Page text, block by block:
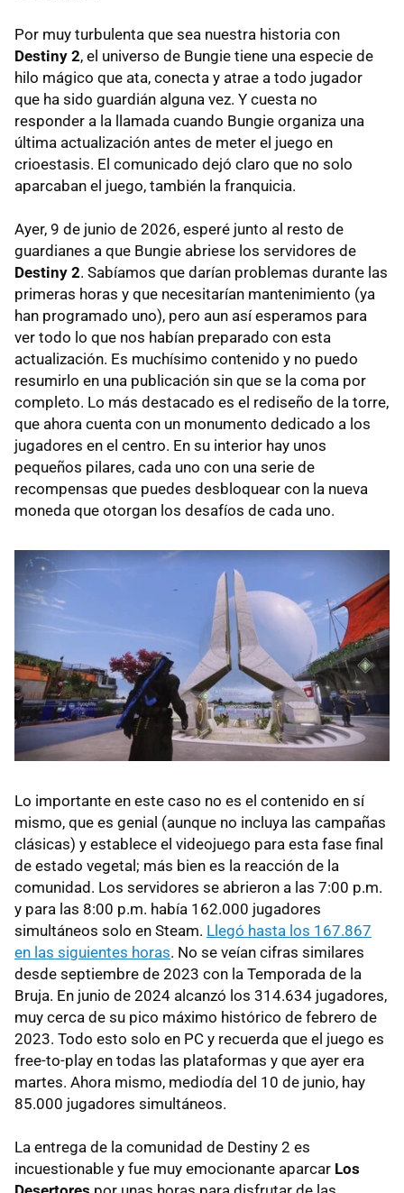
Por muy turbulenta que sea nuestra historia con
Destiny 2, el universo de Bungie tiene una especie de
hilo mágico que ata, conecta y atrae a todo jugador
que ha sido guardián alguna vez. Y cuesta no
responder a la llamada cuando Bungie organiza una
última actualización antes de meter el juego en
crioestasis. El comunicado dejó claro que no solo
aparcaban el juego, también la franquicia.
Ayer, 9 de junio de 2026, esperé junto al resto de
guardianes a que Bungie abriese los servidores de
Destiny 2. Sabíamos que darían problemas durante las
primeras horas y que necesitarían mantenimiento (ya
han programado uno), pero aun así esperamos para
ver todo lo que nos habían preparado con esta
actualización. Es muchísimo contenido y no puedo
resumirlo en una publicación sin que se la coma por
completo. Lo más destacado es el rediseño de la torre,
que ahora cuenta con un monumento dedicado a los
jugadores en el centro. En su interior hay unos
pequeños pilares, cada uno con una serie de
recompensas que puedes desbloquear con la nueva
moneda que otorgan los desafíos de cada uno.
Lo importante en este caso no es el contenido en sí
mismo, que es genial (aunque no incluya las campañas
clásicas) y establece el videojuego para esta fase final
de estado vegetal; más bien es la reacción de la
comunidad. Los servidores se abrieron a las 7:00 p.m.
y para las 8:00 p.m. había 162.000 jugadores
simultáneos solo en Steam. Llegó hasta los 167.867
en las siguientes horas. No se veían cifras similares
desde septiembre de 2023 con la Temporada de la
Bruja. En junio de 2024 alcanzó los 314.634 jugadores,
muy cerca de su pico máximo histórico de febrero de
2023. Todo esto solo en PC y recuerda que el juego es
free-to-play en todas las plataformas y que ayer era
martes. Ahora mismo, mediodía del 10 de junio, hay
85.000 jugadores simultáneos.
La entrega de la comunidad de Destiny 2 es
incuestionable y fue muy emocionante aparcar Los